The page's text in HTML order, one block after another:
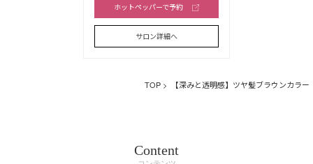
ホットペッパーで予約
サロン詳細へ
TOP > 【深みと透明感】ツヤ髪ブラウンカラー
Content